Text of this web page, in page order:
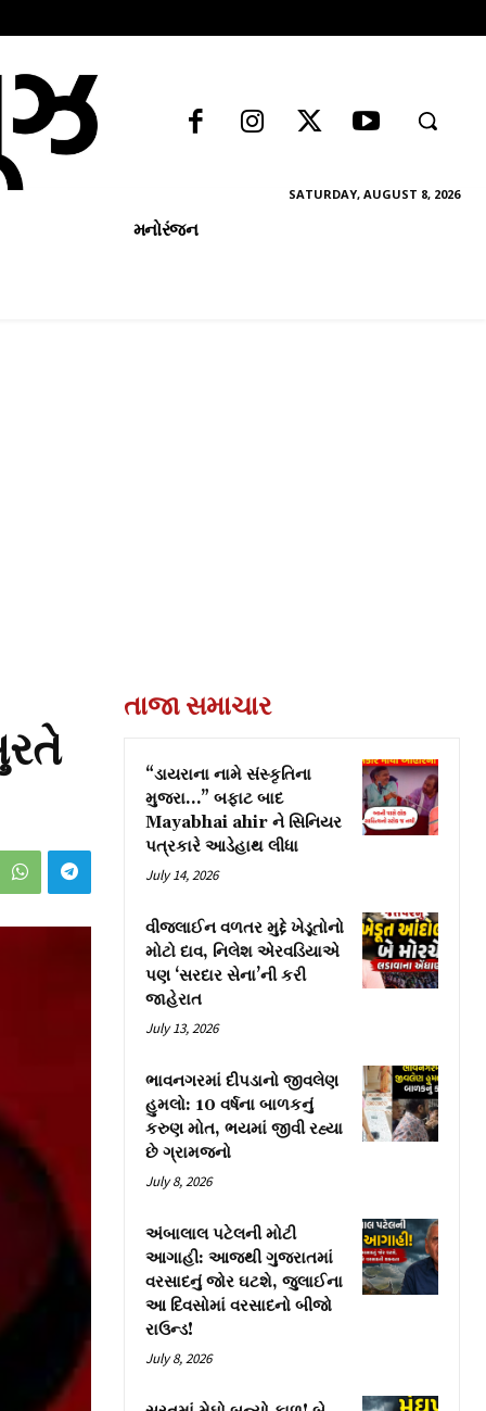
SATURDAY, AUGUST 8, 2026
મનોરંજન
તાજા સમાચાર
“ડાયરાના નામે સંસ્કૃતિના
મુજરા…” બફાટ બાદ
Mayabhai ahir ને સિનિયર
પત્રકારે આડેહાથ લીધા
July 14, 2026
વીજલાઈન વળતર મુદ્દે ખેડૂતોનો
મોટો દાવ, નિલેશ એરવડિયાએ
પણ ‘સરદાર સેના’ની કરી
જાહેરાત
July 13, 2026
ભાવનગરમાં દીપડાનો જીવલેણ
હુમલો: 10 વર્ષના બાળકનું
કરુણ મોત, ભયમાં જીવી રહ્યા
છે ગ્રામજનો
July 8, 2026
અંબાલાલ પટેલની મોટી
આગાહી: આજથી ગુજરાતમાં
વરસાદનું જોર ઘટશે, જુલાઈના
આ દિવસોમાં વરસાદનો બીજો
રાઉન્ડ!
July 8, 2026